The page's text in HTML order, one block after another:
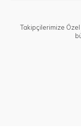
Takipçilerimize